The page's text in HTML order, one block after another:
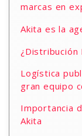
marcas en
Akita es la
¿Distribución
Logística
gran equipo
Importancia
Akita